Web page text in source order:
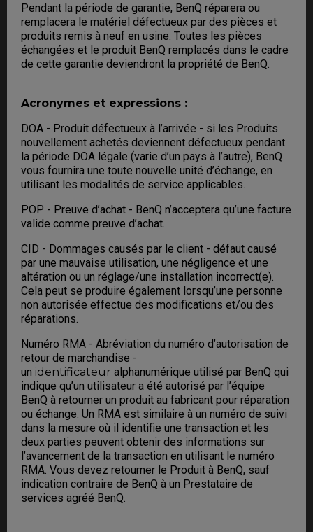
Pendant la période de garantie, BenQ réparera ou
remplacera le matériel défectueux par des pièces et
produits remis à neuf en usine. Toutes les pièces
échangées et le produit BenQ remplacés dans le cadre
de cette garantie deviendront la propriété de BenQ.
Acronymes et expressions :
DOA - Produit défectueux à l’arrivée - si les Produits
nouvellement achetés deviennent défectueux pendant
la période DOA légale (varie d’un pays à l’autre), BenQ
vous fournira une toute nouvelle unité d’échange, en
utilisant les modalités de service applicables.
POP - Preuve d’achat - BenQ n’acceptera qu’une facture
valide comme preuve d’achat.
CID - Dommages causés par le client - défaut causé
par une mauvaise utilisation, une négligence et une
altération ou un réglage/une installation incorrect(e).
Cela peut se produire également lorsqu’une personne
non autorisée effectue des modifications et/ou des
réparations.
Numéro RMA - Abréviation du numéro d’autorisation de
retour de marchandise -
un identificateur alphanumérique utilisé par BenQ qui
indique qu’un utilisateur a été autorisé par l’équipe
BenQ à retourner un produit au fabricant pour réparation
ou échange. Un RMA est similaire à un numéro de suivi
dans la mesure où il identifie une transaction et les
deux parties peuvent obtenir des informations sur
l’avancement de la transaction en utilisant le numéro
RMA. Vous devez retourner le Produit à BenQ, sauf
indication contraire de BenQ à un Prestataire de
services agréé BenQ.